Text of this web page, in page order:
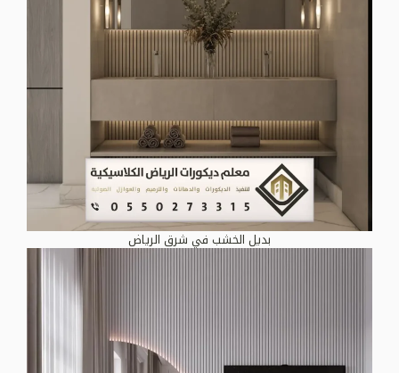
بديل الخشب في شرق الرياض